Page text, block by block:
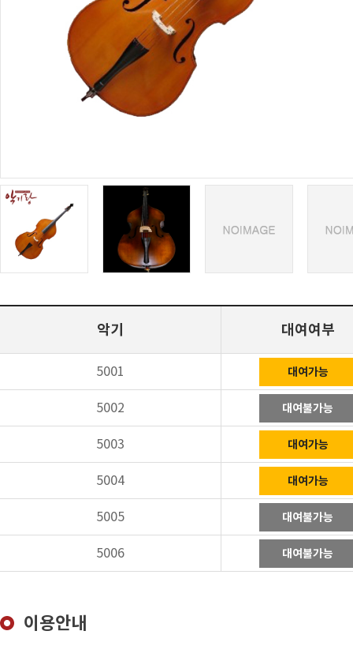
악기 대여여부
5001 대여가능
5002 대여불가능
5003 대여가능
5004 대여가능
5005 대여불가능
5006 대여불가능
이용안내